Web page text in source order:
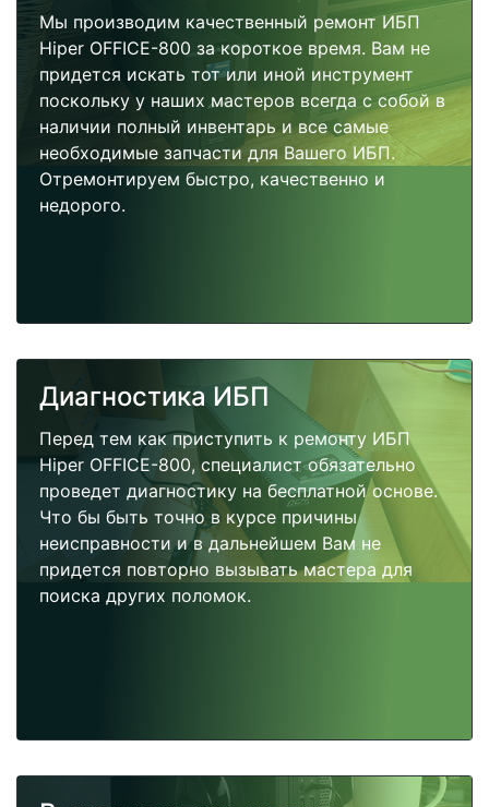
Мы производим качественный ремонт ИБП
Hiper OFFICE-800 за короткое время. Вам не
придется искать тот или иной инструмент
поскольку у наших мастеров всегда с собой в
наличии полный инвентарь и все самые
необходимые запчасти для Вашего ИБП.
Отремонтируем быстро, качественно и
недорого.
Диагностика ИБП
Перед тем как приступить к ремонту ИБП
Hiper OFFICE-800, специалист обязательно
проведет диагностику на бесплатной основе.
Что бы быть точно в курсе причины
неисправности и в дальнейшем Вам не
придется повторно вызывать мастера для
поиска других поломок.